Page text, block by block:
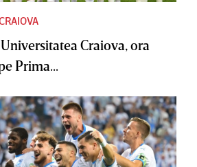
Craiova, ora
Prima...